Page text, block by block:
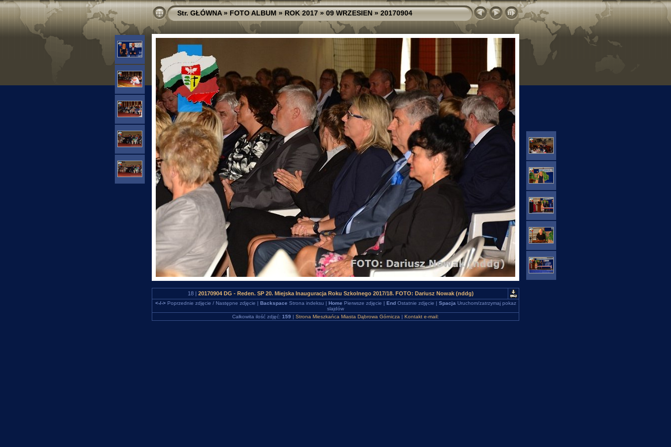
Str. GŁÓWNA»FOTO ALBUM»ROK 2017»09 WRZESIEN»20170904
18 | 20170904 DG - Reden. SP 20. Miejska Inauguracja Roku Szkolnego 2017/18. FOTO: Dariusz Nowak (nddg)
<-/->Poprzednie zdjęcie / Następne zdjęcie | Backspace Strona indeksu | Home Pierwsze zdjęcie | EndOstatnie zdjęcie | Spacja Uruchom/zatrzymaj pokaz
slajdów
Całkowita ilość zdjęć: 159 | Strona Mieszkańca Miasta Dąbrowa Górnicza | Kontakt e-mail: